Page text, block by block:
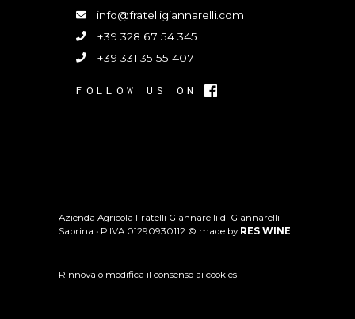
info@fratelligiannarelli.com
+39 328 67 54 345
+39 331 35 55 407
FOLLOW US ON
Azienda Agricola Fratelli Giannarelli di Giannarelli
Sabrina • P.IVA 01290930112 © made by RES WINE
Rinnova o modifica il consenso ai cookies